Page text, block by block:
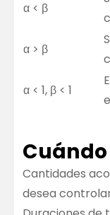
α < β
α > β
α < 1, β < 1
Cantidades
desea